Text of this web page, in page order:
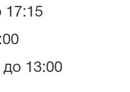
17:15
до 13:00